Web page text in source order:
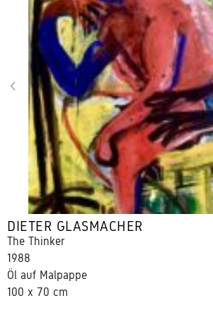
DIETER GLASMACHER
The Thinker
1988
Öl auf Malpappe
100 x 70 cm